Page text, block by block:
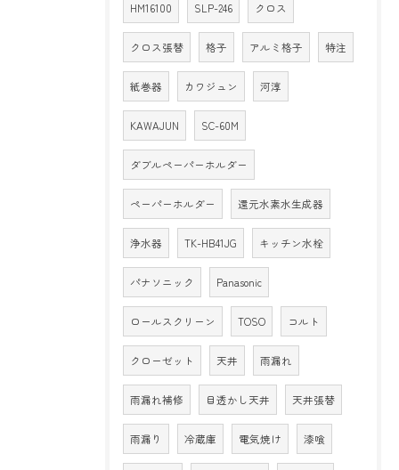
HM16100 SLP-246 クロス
クロス張替 格子 アルミ格子 特注
紙巻器 カワジュン 河淳
KAWAJUN SC-60M
ダブルペーパーホルダー
ペーパーホルダー 還元水素水生成器
浄水器 TK-HB41JG キッチン水栓
パナソニック Panasonic
ロールスクリーン TOSO コルト
クローゼット 天井 雨漏れ
雨漏れ補修 目透かし天井 天井張替
雨漏り 冷蔵庫 電気焼け 漆喰